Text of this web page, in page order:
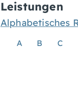
Leistungen
Alphabetisches
A B C